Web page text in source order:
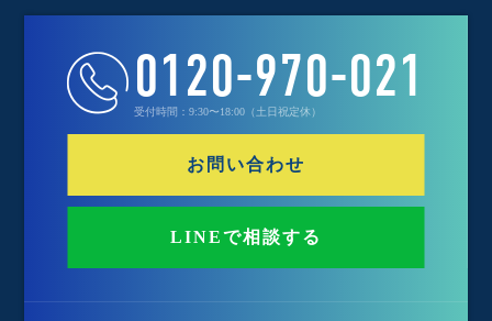
0120-970-021
受付時間：9:30〜18:00（土日祝定休）
お問い合わせ
LINEで相談する